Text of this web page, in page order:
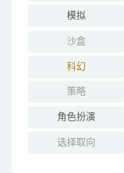
模拟
沙盒
科幻
策略
角色扮演
选择取向